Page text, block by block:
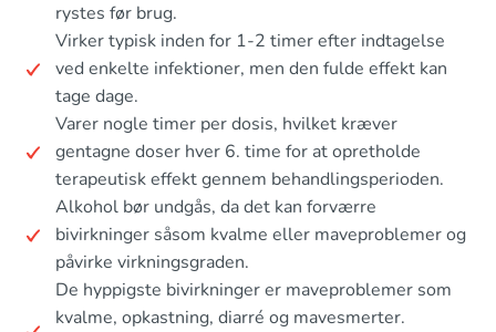
rystes før brug.
Virker typisk inden for 1-2 timer efter indtagelse
ved enkelte infektioner, men den fulde effekt kan
tage dage.
Varer nogle timer per dosis, hvilket kræver
gentagne doser hver 6. time for at opretholde
terapeutisk effekt gennem behandlingsperioden.
Alkohol bør undgås, da det kan forværre
bivirkninger såsom kvalme eller maveproblemer og
påvirke virkningsgraden.
De hyppigste bivirkninger er maveproblemer som
kvalme, opkastning, diarré og mavesmerter.